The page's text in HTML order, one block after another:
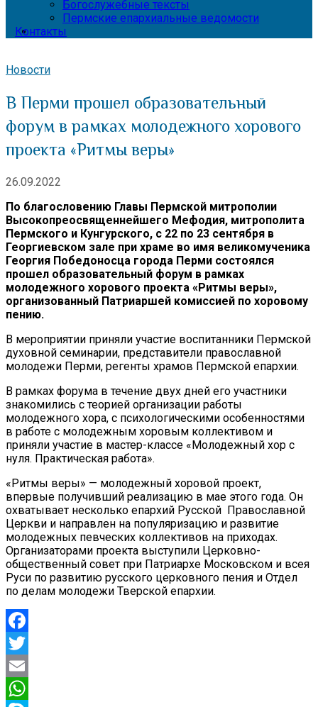
Богослужебные тексты
Пермские епархиальные ведомости
Контакты
Новости
В Перми прошел образовательный
форум в рамках молодежного хорового
проекта «Ритмы веры»
26.09.2022
По благословению Главы Пермской митрополии
Высокопреосвященнейшего Мефодия, митрополита
Пермского и Кунгурского, с 22 по 23 сентября в
Георгиевском зале при храме во имя великомученика
Георгия Победоносца города Перми состоялся
прошел образовательный форум в рамках
молодежного хорового проекта «Ритмы веры»,
организованный Патриаршей комиссией по хоровому
пению.
В мероприятии приняли участие воспитанники Пермской
духовной семинарии, представители православной
молодежи Перми, регенты храмов Пермской епархии.
В рамках форума в течение двух дней его участники
знакомились с теорией организации работы
молодежного хора, с психологическими особенностями
в работе с молодежным хоровым коллективом и
приняли участие в мастер-классе «Молодежный хор с
нуля. Практическая работа».
«Ритмы веры» — молодежный хоровой проект,
впервые получивший реализацию в мае этого года. Он
охватывает несколько епархий Русской Православной
Церкви и направлен на популяризацию и развитие
молодежных певческих коллективов на приходах.
Организаторами проекта выступили Церковно-
общественный совет при Патриархе Московском и всея
Руси по развитию русского церковного пения и Отдел
по делам молодежи Тверской епархии.
Facebook
Twitter
Email